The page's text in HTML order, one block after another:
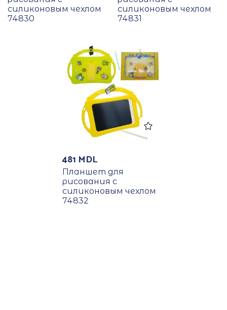
силиконовым чехлом
74830
силиконовым чехлом
74831
481 MDL
Планшет для
рисования с
силиконовым чехлом
74832